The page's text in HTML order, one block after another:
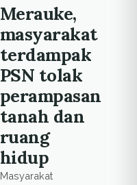
Merauke,
masyarakat
terdampak
PSN tolak
perampasan
tanah dan
ruang
hidup
Masyarakat